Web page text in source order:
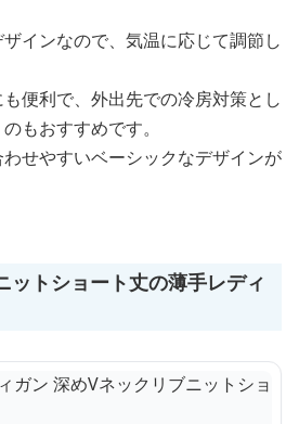
インなので、気温に応じて調節し
便利で、外出先での冷房対策とし
もおすすめです。
せやすいベーシックなデザインが
ットショート丈の薄手レディ